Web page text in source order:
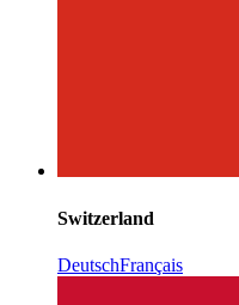
Switzerland
DeutschFrançais